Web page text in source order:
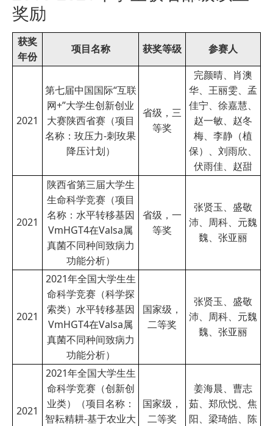
奖励
获奖
年份
项目名称 获奖等级 参赛人
2021
第七届中国国际“互联
网+”大学生创新创业
大赛陕西省赛（项目
名称：玫压力-刺玫果
降压计划）
省级，三
等奖
完颜晴、肖澳
华、王丽雯、孟
佳宁、徐嘉慧、
赵一敏、赵冬
梅、李静（植
保）、刘雨欣、
伏雨佳、赵甜
2021
陕西省第三届大学生
生命科学竞赛（项目
名称：水平转移基因
VmHGT4在Valsa属
真菌不同种间致病力
功能分析）
省级，一
等奖
张贤玉、盛敬
沛、周科、元魏
魏、张亚丽
2021
2021年全国大学生生
命科学竞赛（科学探
索类）水平转移基因
VmHGT4在Valsa属
真菌不同种间致病力
功能分析）
国家级，
二等奖
张贤玉、盛敬
沛、周科、元魏
魏、张亚丽
2021
2021年全国大学生生
命科学竞赛（创新创
业类）（项目名称：
智耘精耕-基于农业大
国家级，
二等奖
姜海晨、曹志
茹、郑欣悦、焦
阳、梁琦皓、陈